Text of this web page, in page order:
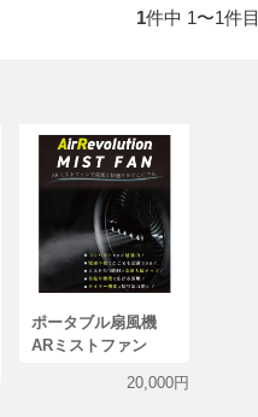
1件中 1〜1件目
ポータブル扇風機
ARミストファン
20,000円